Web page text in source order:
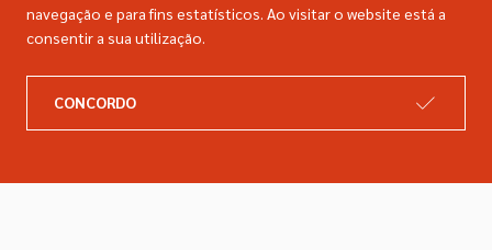
Catálogo
navegação e para fins estatísticos. Ao visitar o website está a
consentir a sua utilização.
CONCORDO